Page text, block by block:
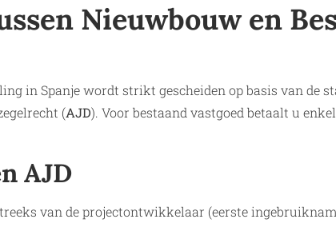
Nieuwbouw en
in Spanje wordt strikt gescheiden op basis van de
(AJD). Voor bestaand vastgoed betaalt u enkel
AJD
van de projectontwikkelaar (eerste